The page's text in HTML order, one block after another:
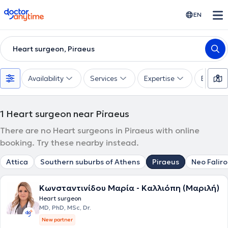
doctoranytime EN
Heart surgeon, Piraeus
Availability Services Expertise
1 Heart surgeon near Piraeus
There are no Heart surgeons in Piraeus with online
booking. Try these nearby instead.
Attica Southern suburbs of Athens Piraeus Neo Faliro
Κωνσταντινίδου Μαρία - Καλλιόπη (Μαριλή)
Heart surgeon
MD, PhD, MSc, Dr.
New partner